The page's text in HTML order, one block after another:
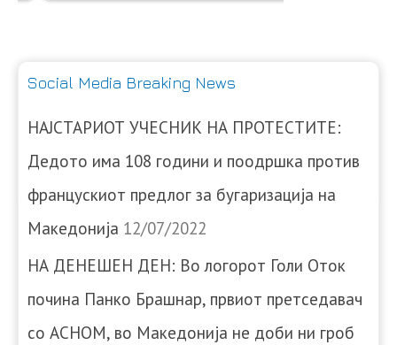
Social Media Breaking News
НАЈСТАРИОТ УЧЕСНИК НА ПРОТЕСТИТЕ:
Дедото има 108 години и поодршка против
францускиот предлог за бугаризација на
Македонија 12/07/2022
НА ДЕНЕШЕН ДЕН: Во логорот Голи Оток
почина Панко Брашнар, првиот претседавач
со АСНОМ, во Македонија не доби ни гроб